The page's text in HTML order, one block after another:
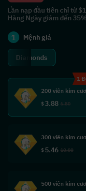
Lần nạp đầu tiên chỉ từ
Hàng Ngày giảm đến
1 Mệnh giá
Diamonds
1
200 viên kim
$3.88 6.80
300 viên kim
$ 5.46 10.00
500 viên kim